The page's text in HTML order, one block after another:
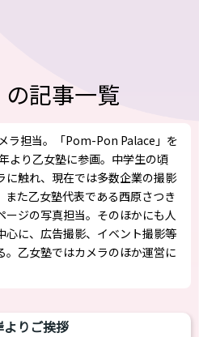
の記事一覧
ラ担当。「Pom-Pon Palace」を
より乙女塾に参画。中学生の頃
に触れ、現在では多数企業の撮影
また乙女塾代表である西原さつき
ージの写真担当。そのほかにも人
心に、広告撮影、イベント撮影等
。乙女塾ではカメラのほか運営に
よりご挨拶